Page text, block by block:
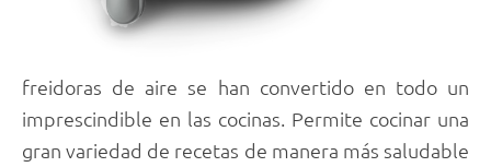
freidoras de aire se han convertido en todo un
imprescindible en las cocinas. Permite cocinar una
gran variedad de recetas de manera más saludable